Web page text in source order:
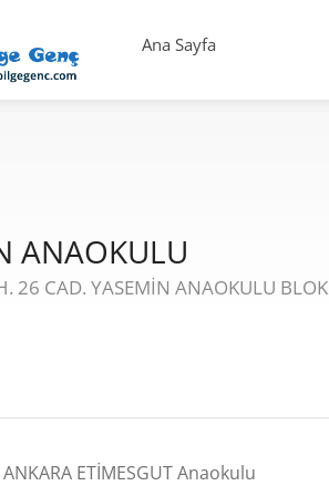
Ana Sayfa
ANAOKULU
26 CAD. YASEMİN ANAOKULU
ETİMESGUT Anaokulu